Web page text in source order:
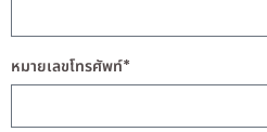
หมายเลขโทรศัพท์*